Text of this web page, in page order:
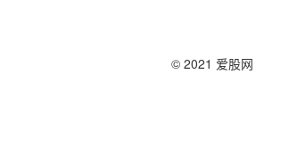
© 2021 爱股网